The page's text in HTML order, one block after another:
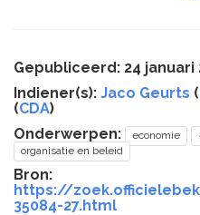
Gepubliceerd: 24 januari
Indiener(s): Jaco Geurts (
(CDA)
Onderwerpen:
economie
organisatie en beleid
Bron:
https://
35084-27.html